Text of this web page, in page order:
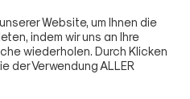
Website, um Ihnen die
indem wir uns an Ihre
wiederholen. Durch Klicken
der Verwendung ALLER